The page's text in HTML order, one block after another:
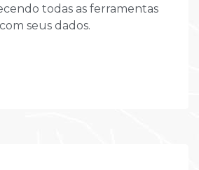
todas as ferramentas
seus dados.